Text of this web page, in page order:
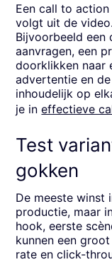
Een call to
volgt uit de
Bijvoorbeeld een
aanvragen, een
doorklikken naar
advertentie en
inhoudelijk op
je ineffectieve
Test
gokken
De meeste winst
productie, maar
hook, eerste
kunnen een
rate en click-